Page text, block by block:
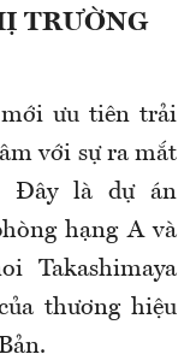
TRƯỜNG
ưu tiên trải
với sự ra mắt
Đây là dự án
hạng A và
Takashimaya
thương hiệu